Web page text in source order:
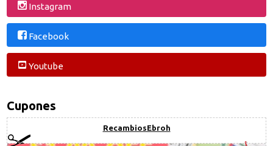
Instagram
Facebook
Youtube
Cupones
RecambiosEbroh